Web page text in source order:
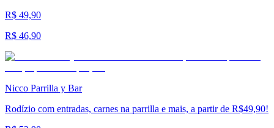
R$ 49,90
R$ 46,90
Nicco Parrilla y Bar
Rodízio com entradas, carnes na parrilla e mais, a partir de R$49,90!